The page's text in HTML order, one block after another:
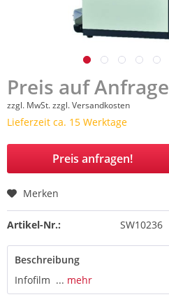
Preis auf Anfrage
zzgl. MwSt.zzgl. Versandkosten
Lieferzeit ca. 15 Werktage
Preis anfragen!
Merken
Artikel-Nr.: SW10236
Beschreibung
Infofilm ... mehr